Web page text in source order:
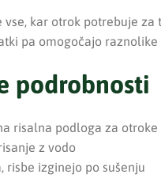
vse, kar otrok potrebuje
pa omogočajo
podrobnosti
risalna podloga za otroke
z vodo
risbe izginejo po sušenju